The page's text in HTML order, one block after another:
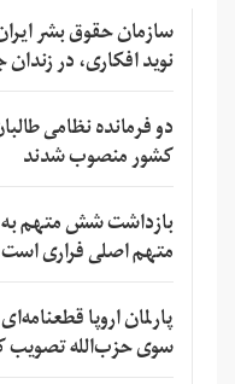
سازمان حقوق بشر
نوید افکاری، در
دو فرمانده نظامی
کشور منصوب شدند
بازداشت شش متهم
متهم اصلی فراری است
پارلمان اروپا
سوی حزب‌الله تصویب